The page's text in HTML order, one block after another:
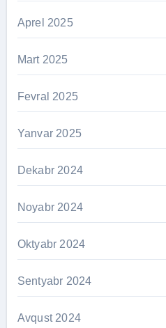
Aprel 2025
Mart 2025
Fevral 2025
Yanvar 2025
Dekabr 2024
Noyabr 2024
Oktyabr 2024
Sentyabr 2024
Avqust 2024